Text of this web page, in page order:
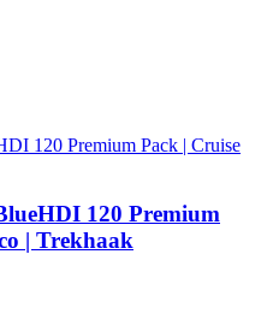
120 Premium
| Trekhaak